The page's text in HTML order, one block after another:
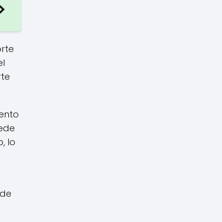
lo